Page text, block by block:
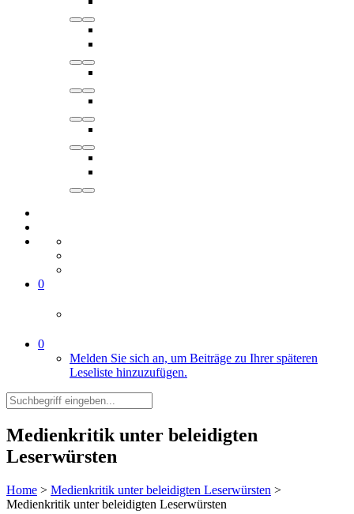
0
0
Melden Sie sich an, um Beiträge zu Ihrer späteren
Leseliste hinzuzufügen.
Medienkritik unter beleidigten
Leserwürsten
Home > Medienkritik unter beleidigten Leserwürsten >
Medienkritik unter beleidigten Leserwürsten